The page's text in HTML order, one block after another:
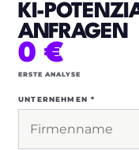
KI-
ANFRAGEN
0 €
ERSTE ANALYSE
UNTERNEHMEN *